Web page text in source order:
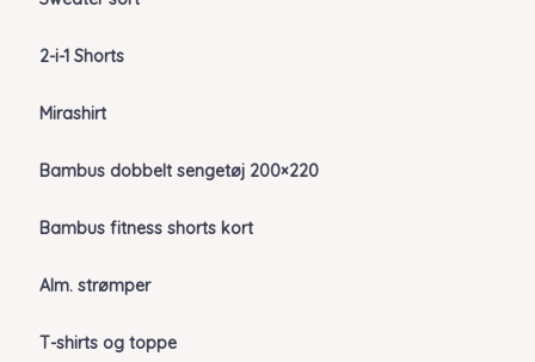
2-i-1 Shorts
Mirashirt
Bambus dobbelt sengetøj 200×220
Bambus fitness shorts kort
Alm. strømper
T-shirts og toppe